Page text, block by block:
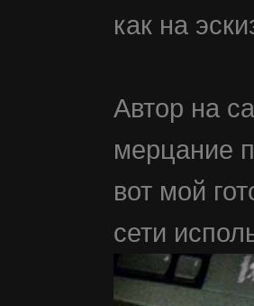
как на
Автор на
мерцание
вот мой
сети